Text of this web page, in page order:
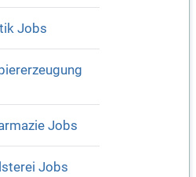
Jobs
Jobs
Jobs